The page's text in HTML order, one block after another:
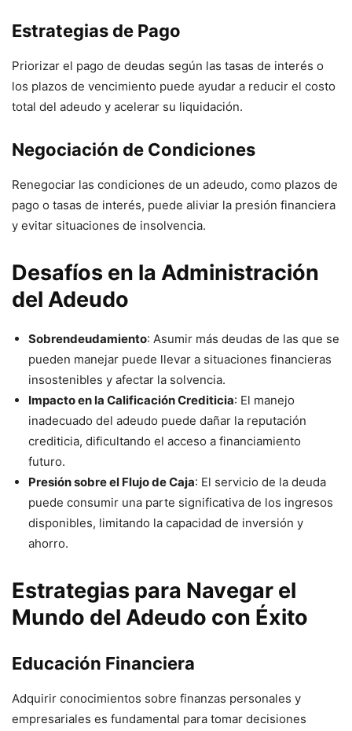
Estrategias de Pago
Priorizar el pago de deudas según las tasas de interés o
los plazos de vencimiento puede ayudar a reducir el costo
total del adeudo y acelerar su liquidación.
Negociación de Condiciones
Renegociar las condiciones de un adeudo, como plazos de
pago o tasas de interés, puede aliviar la presión financiera
y evitar situaciones de insolvencia.
Desafíos en la Administración
del Adeudo
Sobrendeudamiento: Asumir más deudas de las que se
pueden manejar puede llevar a situaciones financieras
insostenibles y afectar la solvencia.
Impacto en la Calificación Crediticia: El manejo
inadecuado del adeudo puede dañar la reputación
crediticia, dificultando el acceso a financiamiento
futuro.
Presión sobre el Flujo de Caja: El servicio de la deuda
puede consumir una parte significativa de los ingresos
disponibles, limitando la capacidad de inversión y
ahorro.
Estrategias para Navegar el
Mundo del Adeudo con Éxito
Educación Financiera
Adquirir conocimientos sobre finanzas personales y
empresariales es fundamental para tomar decisiones